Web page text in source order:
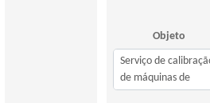
Objeto